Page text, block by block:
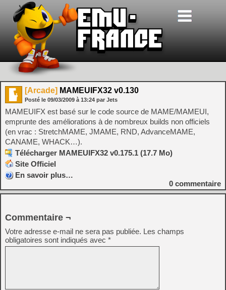
[Arcade] MAMEUIFX32 v0.130
Posté le 09/03/2009 à 13:24 par Jets
MAMEUIFX est basé sur le code source de MAME/MAMEUI,
emprunte des améliorations à de nombreux builds non officiels
(en vrac : StretchMAME, JMAME, RND, AdvanceMAME,
CANAME, WHACK…).
Télécharger MAMEUIFX32 v0.175.1 (17.7 Mo)
Site Officiel
En savoir plus…
0 commentaire
Commentaire ¬
Votre adresse e-mail ne sera pas publiée. Les champs
obligatoires sont indiqués avec *